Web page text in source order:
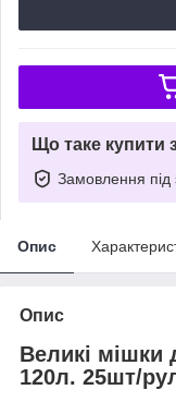
Що таке купити
Замовлення під
Опис
Опис
Великі мішки
120л. 25шт/